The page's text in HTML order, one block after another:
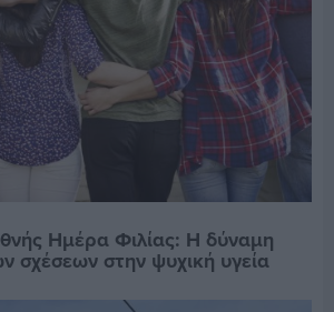
Ημέρα Φιλίας: Η δύναμη
σχέσεων στην ψυχική υγεία